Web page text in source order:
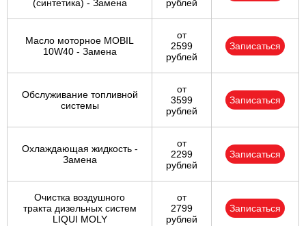
(синтетика) - Замена
рублей
Масло моторное MOBIL
10W40 - Замена
от
2599
рублей
Записаться
Обслуживание топливной
системы
от
3599
рублей
Записаться
Охлаждающая жидкость -
Замена
от
2299
рублей
Записаться
Очистка воздушного
тракта дизельных систем
LIQUI MOLY
от
2799
рублей
Записаться